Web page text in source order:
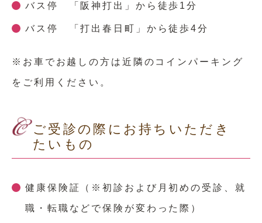
バス停 「阪神打出」から徒歩1分
バス停 「打出春日町」から徒歩4分
※お車でお越しの方は近隣のコインパーキング
をご利用ください。
ご受診の際にお持ちいただき
たいもの
健康保険証（※初診および月初めの受診、就
職・転職などで保険が変わった際）